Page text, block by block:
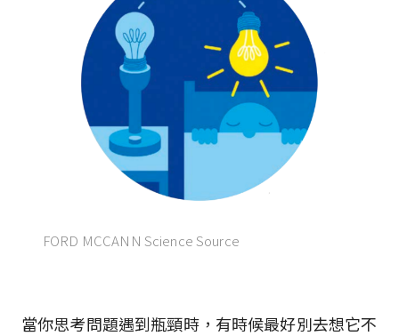
FORD MCCANN Science Source
當你思考問題遇到瓶頸時，有時候最好別去想它――不